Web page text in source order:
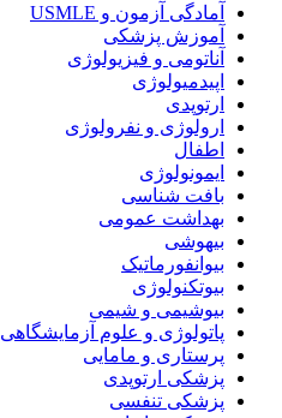
آمادگی آزمون و USMLE
آموزش پزشکی
آناتومی و فیزیولوژی
اپیدمیولوژی
ارتوپدی
ارولوژی و نفرولوژی
اطفال
ایمونولوژی
بافت شناسی
بهداشت عمومی
بیهوشی
بیوانفورماتیک
بیوتکنولوژی
بیوشیمی و شیمی
پاتولوژی و علوم آزمایشگاهی
پرستاری و مامایی
پزشکی ارتوپدی
پزشکی تنفسی